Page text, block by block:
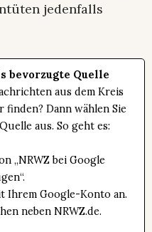
jedenfalls
bevorzugte Quelle
aus dem Kreis
Dann wählen Sie
aus. So geht es:
„NRWZ bei Google
Ihrem Google-Konto an.
neben NRWZ.de.